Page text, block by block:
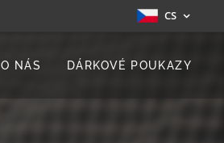
CS
O NÁS DÁRKOVÉ POUKAZY